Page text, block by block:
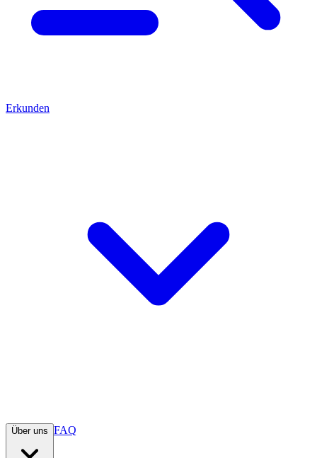
Erkunden
Über uns FAQ